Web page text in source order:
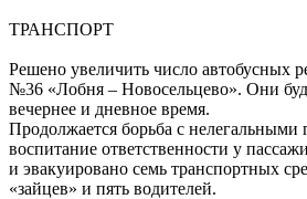
ТРАНСПОРТ
Решено увеличить число автобусных
№36 «Лобня – Новосельцево». Они
вечернее и дневное время.
Продолжается борьба с нелегальными
воспитание ответственности у
и эвакуировано семь транспортных
«зайцев» и пять водителей.